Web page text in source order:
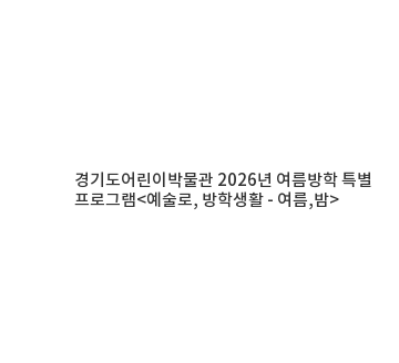
경기도어린이박물관 2026년 여름방학 특별
프로그램<예술로, 방학생활 - 여름,밤>